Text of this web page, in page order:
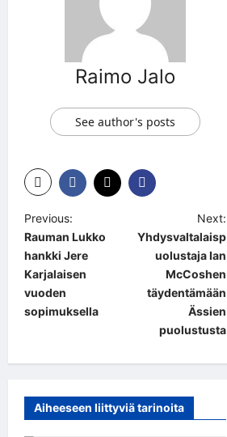
Raimo Jalo
See author's posts
P
o
s
t
n
i
g
Previous:
Rauman Lukko
hankki Jere
Karjalaisen
vuoden
sopimuksella
Next:
Yhdysvaltalaisp
uolustaja Ian
McCoshen
täydentämään
Ässien
puolustusta
Aiheeseen liittyviä tarinoita